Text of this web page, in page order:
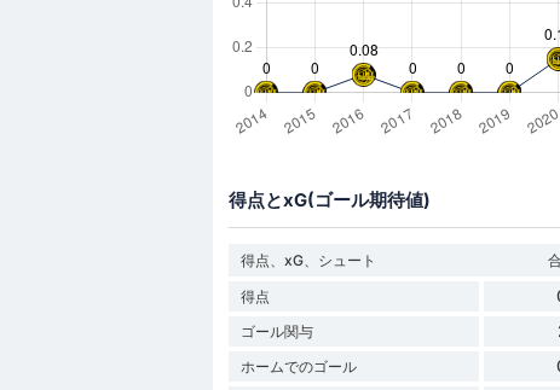
得点とxG(ゴール期待値)
得点、xG、シュート
得点
ゴール関与
ホームでのゴール